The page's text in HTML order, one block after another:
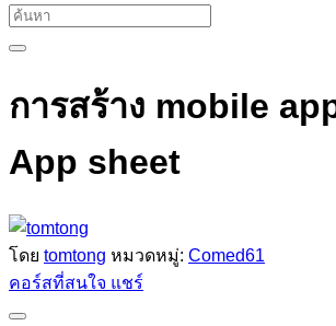
การสร้าง mobile
App sheet
โดย tomtong หมวดหมู่: Comed61
คอร์สที่สนใจ แชร์